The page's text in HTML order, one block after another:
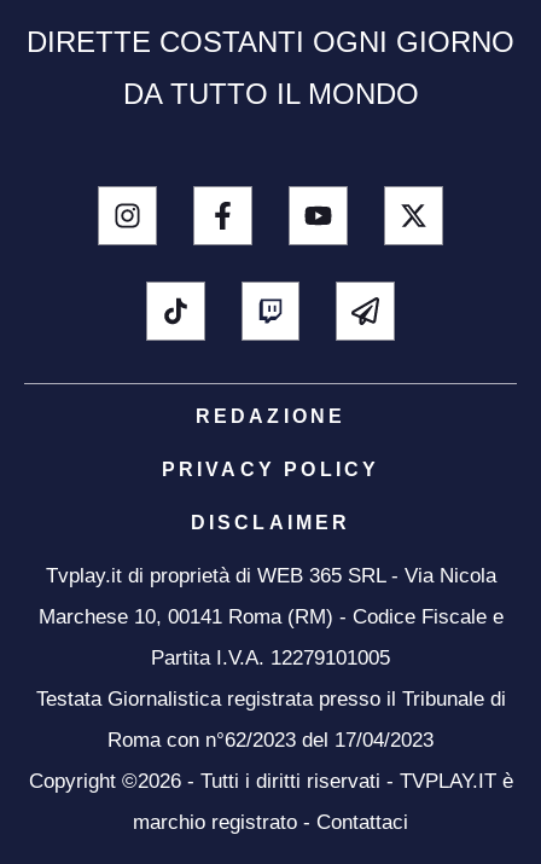
DIRETTE COSTANTI OGNI GIORNO
DA TUTTO IL MONDO
REDAZIONE
PRIVACY POLICY
DISCLAIMER
Tvplay.it di proprietà di WEB 365 SRL - Via Nicola
Marchese 10, 00141 Roma (RM) - Codice Fiscale e
Partita I.V.A. 12279101005
Testata Giornalistica registrata presso il Tribunale di
Roma con n°62/2023 del 17/04/2023
Copyright ©2026 - Tutti i diritti riservati - TVPLAY.IT è
marchio registrato - Contattaci